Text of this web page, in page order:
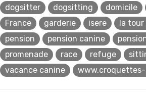
dogsitter
dogsitting domicile
France
garderie isere
la
pension
pension canine
promenade
race refuge
vacance canine